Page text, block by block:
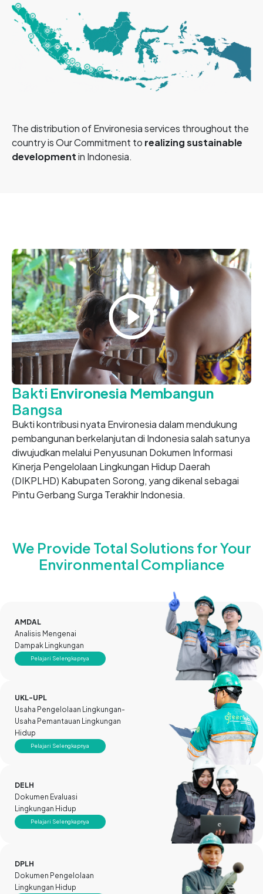
The distribution of Environesia services throughout the
country is Our Commitment to realizingsustainable
developmentin Indonesia.
Bakti Environesia Membangun
Bangsa
Bukti kontribusi nyata Environesia dalam mendukung
pembangunan berkelanjutan di Indonesia salah satunya
diwujudkan melalui Penyusunan Dokumen Informasi
Kinerja Pengelolaan Lingkungan Hidup Daerah
(DIKPLHD) Kabupaten Sorong, yang dikenal sebagai
Pintu Gerbang Surga Terakhir Indonesia.
We Provide Total Solutions for Your
Environmental Compliance
AMDAL
Analisis Mengenai
Dampak Lingkungan
Pelajari Selengkapnya
UKL-UPL
Usaha Pengelolaan Lingkungan-
Usaha Pemantauan Lingkungan
Hidup
Pelajari Selengkapnya
DELH
Dokumen Evaluasi
Lingkungan Hidup
Pelajari Selengkapnya
DPLH
Dokumen Pengelolaan
Lingkungan Hidup